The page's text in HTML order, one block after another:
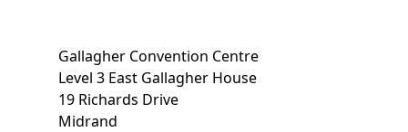
Gallagher Convention Centre
Level 3 East Gallagher House
19 Richards Drive
Midrand